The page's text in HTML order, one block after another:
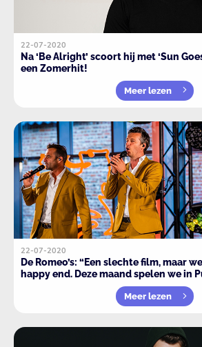
22-07-2020
Na ‘Be Alright’ scoort hij met ‘Sun
een Zomerhit!
Meer lezen
22-07-2020
De Romeo’s: “Een slechte film, maar
happy end. Deze maand spelen we in
Meer lezen